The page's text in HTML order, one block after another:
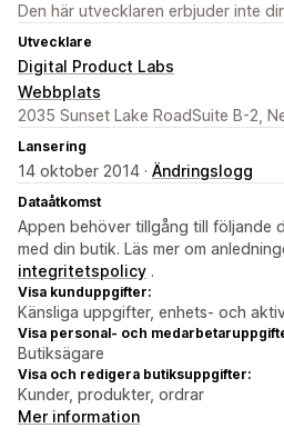
Den här utvecklaren erbjuder inte
Utvecklare
Digital Product Labs
Webbplats
2035 Sunset Lake RoadSuite B-2,
Lansering
14 oktober 2014 · Ändringslogg
Dataåtkomst
Appen behöver tillgång till följande
med din butik. Läs mer om
integritetspolicy .
Visa kunduppgifter:
Känsliga uppgifter, enhets- och
Visa personal- och
Butiksägare
Visa och redigera butiksuppgifter:
Kunder, produkter, ordrar
Mer information